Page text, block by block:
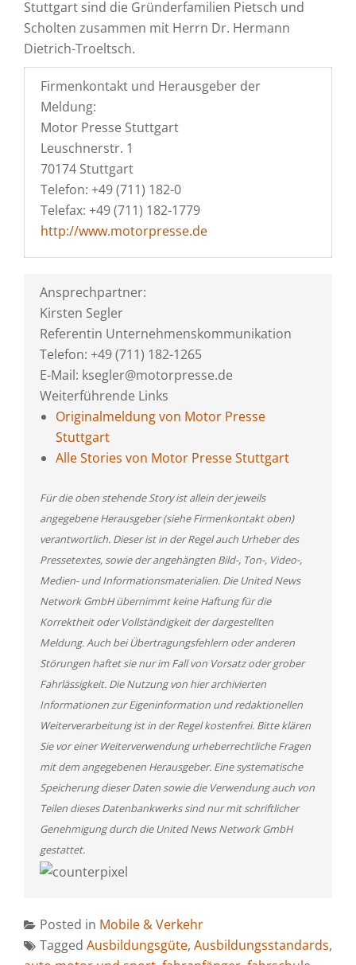
Stuttgart sind die Gründerfamilien Pietsch und
Scholten zusammen mit Herrn Dr. Hermann
Dietrich-Troeltsch.
Firmenkontakt und Herausgeber der
Meldung:
Motor Presse Stuttgart
Leuschnerstr. 1
70174 Stuttgart
Telefon: +49 (711) 182-0
Telefax: +49 (711) 182-1779
http://www.motorpresse.de
Ansprechpartner:
Kirsten Segler
Referentin Unternehmenskommunikation
Telefon: +49 (711) 182-1265
E-Mail: ksegler@motorpresse.de
Weiterführende Links
Originalmeldung von Motor Presse
Stuttgart
Alle Stories von Motor Presse Stuttgart
Für die oben stehende Story ist allein der jeweils
angegebene Herausgeber (siehe Firmenkontakt oben)
verantwortlich. Dieser ist in der Regel auch Urheber des
Pressetextes, sowie der angehängten Bild-, Ton-, Video-,
Medien- und Informationsmaterialien. Die United News
Network GmbH übernimmt keine Haftung für die
Korrektheit oder Vollständigkeit der dargestellten
Meldung. Auch bei Übertragungsfehlern oder anderen
Störungen haftet sie nur im Fall von Vorsatz oder grober
Fahrlässigkeit. Die Nutzung von hier archivierten
Informationen zur Eigeninformation und redaktionellen
Weiterverarbeitung ist in der Regel kostenfrei. Bitte klären
Sie vor einer Weiterverwendung urheberrechtliche Fragen
mit dem angegebenen Herausgeber. Eine systematische
Speicherung dieser Daten sowie die Verwendung auch von
Teilen dieses Datenbankwerks sind nur mit schriftlicher
Genehmigung durch die United News Network GmbH
gestattet.
Posted in Mobile & Verkehr
Tagged Ausbildungsgüte, Ausbildungsstandards,